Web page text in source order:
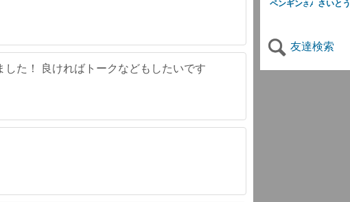
た！ 良ければトークなどもしたいです
ペンギンさん さいとう
友達検索